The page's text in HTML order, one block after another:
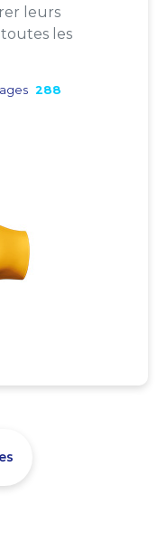
leurs
les
288